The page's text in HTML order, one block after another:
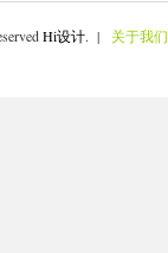
Hi设计. | 关于我们